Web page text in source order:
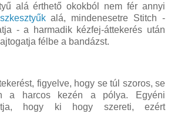
alá érthető okokból nem fér annyi
alá, mindenesetre Stitch -
- a harmadik kézfej-áttekerés után
félbe a bandázst.
figyelve, hogy se túl szoros, se
a harcos kezén a pólya. Egyéni
hogy ki hogy szereti, ezért